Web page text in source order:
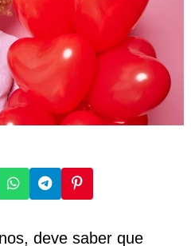
deve saber que